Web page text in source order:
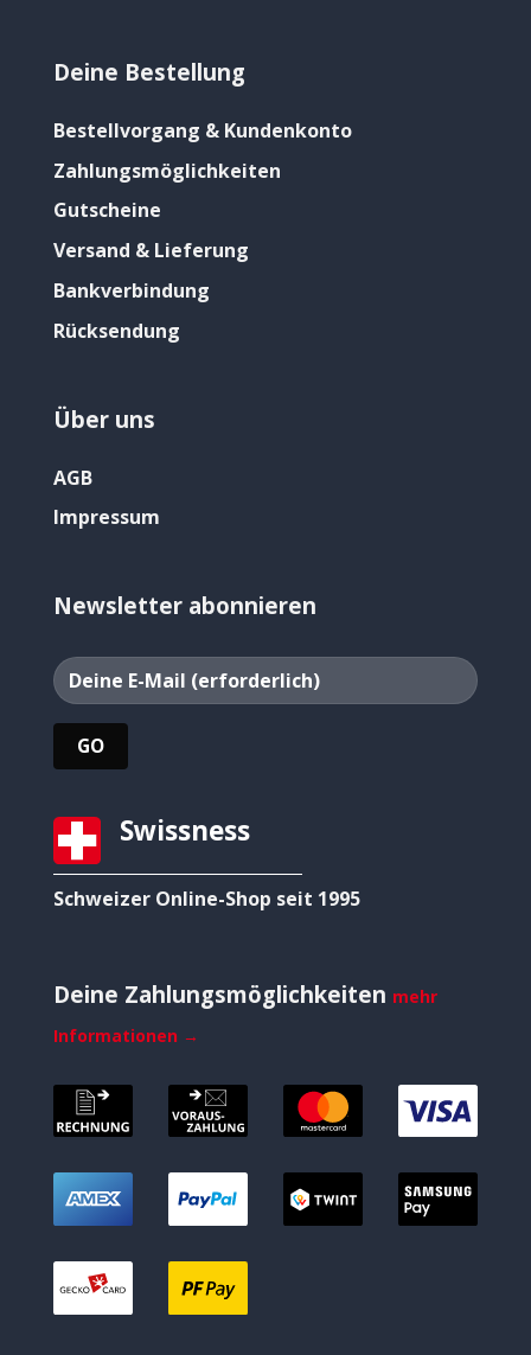
Deine Bestellung
Bestellvorgang & Kundenkonto
Zahlungsmöglichkeiten
Gutscheine
Versand & Lieferung
Bankverbindung
Rücksendung
Über uns
AGB
Impressum
Newsletter abonnieren
Swissness
Schweizer Online-Shop seit 1995
Deine Zahlungsmöglichkeiten mehr
Informationen →